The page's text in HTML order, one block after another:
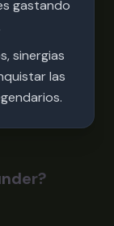
gastando
sinergias
las